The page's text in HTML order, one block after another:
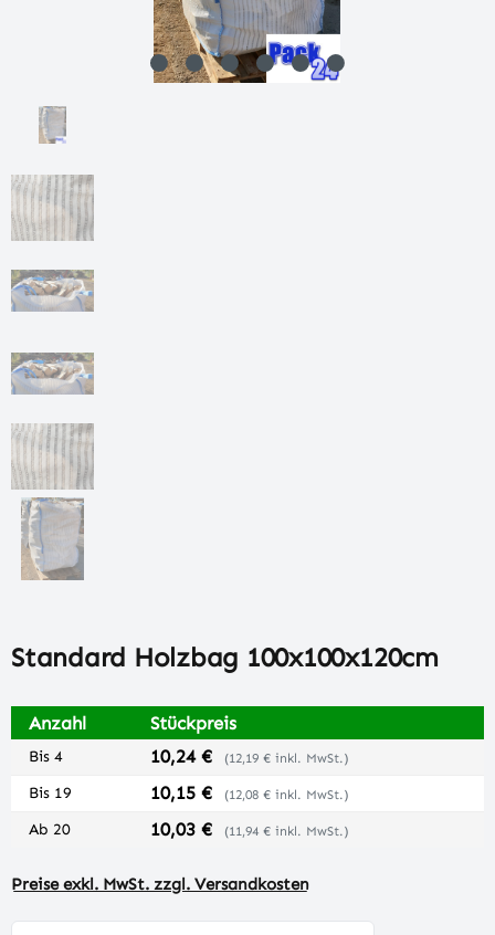
Standard Holzbag 100x100x120cm
Anzahl Stückpreis
Bis 4 10,24 € (12,19 € inkl. MwSt.)
Bis 19 10,15 € (12,08 € inkl. MwSt.)
Ab 20 10,03 € (11,94 € inkl. MwSt.)
Preise exkl. MwSt. zzgl. Versandkosten